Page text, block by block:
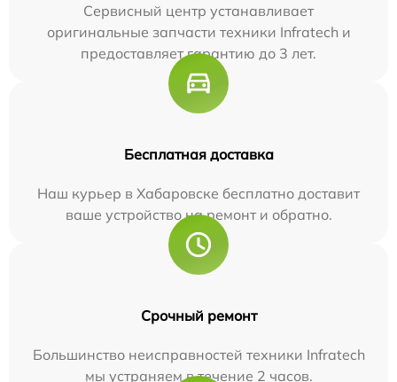
Сервисный центр устанавливает
оригинальные запчасти техники Infratech и
предоставляет гарантию до 3 лет.
Бесплатная доставка
Наш курьер в Хабаровске бесплатно доставит
ваше устройство на ремонт и обратно.
Срочный ремонт
Большинство неисправностей техники Infratech
мы устраняем в течение 2 часов.